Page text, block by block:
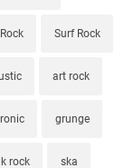
Surf Rock
art rock
grunge
rock ska